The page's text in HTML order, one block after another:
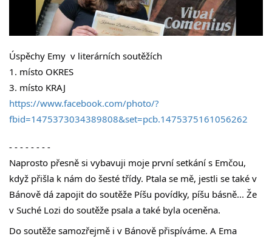
Úspěchy Emy  v literárních soutěžích
1. místo OKRES
3. místo KRAJ
https://www.facebook.com/photo/?
fbid=1475373034389808&set=pcb.1475375161056262
- - - - - - - -
Naprosto přesně si vybavuji moje první setkání s Emčou,
když přišla k nám do šesté třídy. Ptala se mě, jestli se také v
Bánově dá zapojit do soutěže Píšu povídky, píšu básně... Že
v Suché Lozi do soutěže psala a také byla oceněna.
Do soutěže samozřejmě i v Bánově přispíváme. A Ema